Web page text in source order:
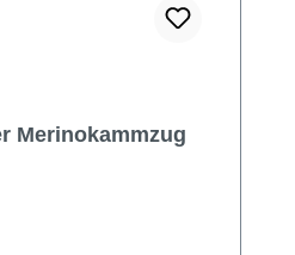
Merinokammzug